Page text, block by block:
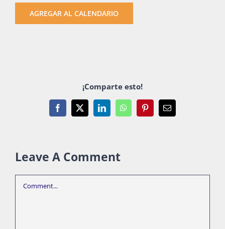
AGREGAR AL CALENDARIO
¡Comparte esto!
Facebook
X LinkedInWhatsAppPinterestEmail
Leave A Comment
Comment